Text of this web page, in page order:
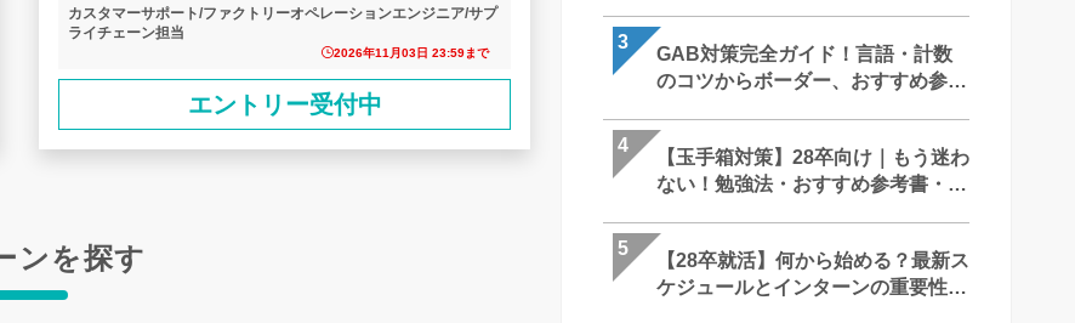
カスタマーサポート/ファクトリーオペレーションエンジニア/サプ
ライチェーン担当
2026年11月03日 23:59まで
エントリー受付中
ンを探す
底解説｜27卒・28卒向け
3
GAB対策完全ガイド！言語・計数
のコツからボーダー、おすすめ参考
4
【玉手箱対策】28卒向け｜もう迷わ
ない！勉強法・おすすめ参考書・出
5
【28卒就活】何から始める？最新ス
ケジュールとインターンの重要性を
3
最終面接って何聞かれるの？落ち
理由は？ 役員・社長を納得させる
4
ケース面接とは？例題と解答パタ
ン/対策法/体験談で完全網羅！【28
5
GAB対策完全ガイド！言語・計数
のコツからボーダー、おすすめ参
3
ケース面接とは？例題と解答パタ
ン/対策法/体験談で完全網羅！【28
4
最終面接って何聞かれるの？落ち
理由は？ 役員・社長を納得させる
5
苦手な人がいたときはどうします
か？ ー 回答の難しさとコツ